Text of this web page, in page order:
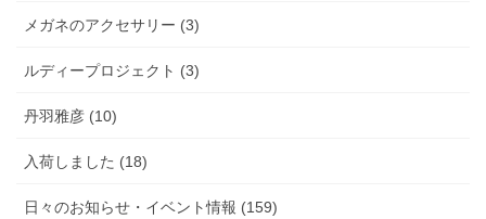
メガネのアクセサリー (3)
ルディープロジェクト (3)
丹羽雅彦 (10)
入荷しました (18)
日々のお知らせ・イベント情報 (159)